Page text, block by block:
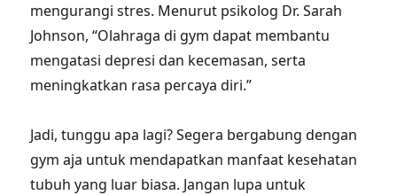
mengurangi stres. Menurut psikolog Dr. Sarah
Johnson, “Olahraga di gym dapat membantu
mengatasi depresi dan kecemasan, serta
meningkatkan rasa percaya diri.”
Jadi, tunggu apa lagi? Segera bergabung dengan
gym aja untuk mendapatkan manfaat kesehatan
tubuh yang luar biasa. Jangan lupa untuk